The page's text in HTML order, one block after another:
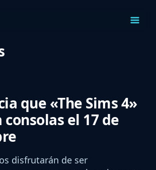
que «The Sims 4»
el 17 de
disfrutarán de ser